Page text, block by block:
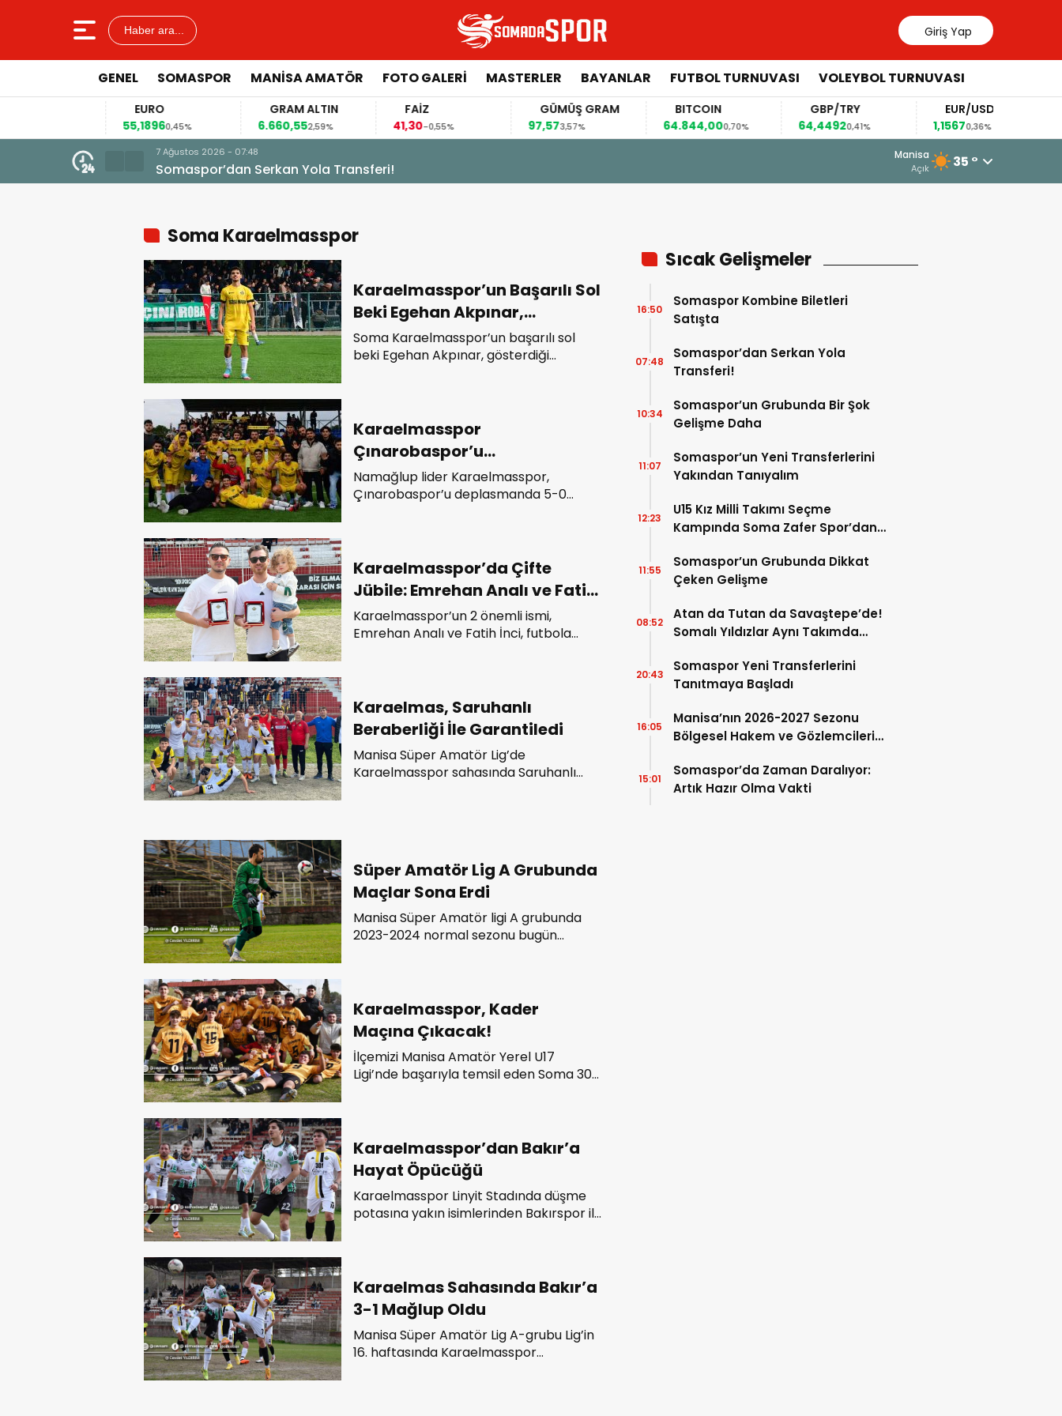
Haber ara... Giriş Yap
GENEL SOMASPOR MANISA AMATÖR FOTO GALERI MASTERLER BAYANLAR FUTBOL TURNUVASI VOLEYBOL TURNUVASI
55,18960,45%
GRAM ALTIN
6.660,552,59% -0,55%
GÜMÜŞ GRAM
3,57%
BITCOIN
64.844,000,70%
GBP/TRY
64,44920,41%
EUR/USD
0,36%
7 Ağustos 2026 - 07:48
Somaspor’dan Serkan Yola Transferi!
5 Ağustos 2026 - 10:34
Somaspor’un Grubunda Bir Şok
Manisa
Açık 35 °
Soma Karaelmasspor
Karaelmasspor’un Başarılı Sol
Beki Egehan Akpınar,
Profesyonel Takımların
Radarında
Soma Karaelmasspor’un başarılı sol
beki Egehan Akpınar, gösterdiği
Karaelmasspor
Çınarobaspor’u
Deplasmanda Beşledi
Namağlup lider Karaelmasspor,
Çınarobaspor’u deplasmanda 5-0
Karaelmasspor’da Çifte
Jübile: Emrehan Analı ve Fatih
İnci’ye Veda
Karaelmasspor’un 2 önemli ismi,
Emrehan Analı ve Fatih İnci, futbola
Karaelmas, Saruhanlı
Beraberliği İle Garantiledi
Manisa Süper Amatör Lig’de
Karaelmasspor sahasında Saruhanlı
Süper Amatör Lig A Grubunda
Maçlar Sona Erdi
Manisa Süper Amatör ligi A grubunda
2023-2024 normal sezonu bugün
Karaelmasspor, Kader
Maçına Çıkacak!
İlçemizi Manisa Amatör Yerel U17
Ligi’nde başarıyla temsil eden Soma 301
Karaelmasspor’dan Bakır’a
Hayat Öpücüğü
Karaelmasspor Linyit Stadında düşme
potasına yakın isimlerinden Bakırspor ile
Karaelmas Sahasında Bakır’a
3-1 Mağlup Oldu
Manisa Süper Amatör Lig A-grubu Lig’in
16. haftasında Karaelmasspor
Sıcak Gelişmeler
Somaspor Kombine Biletleri
Satışta
16:50
Somaspor’dan Serkan Yola
Transferi!
07:48
Somaspor’un Grubunda Bir Şok
Gelişme Daha
10:34
Somaspor’un Yeni Transferlerini
Yakından Tanıyalım
11:07
U15 Kız Milli Takımı Seçme
Kampında Soma Zafer Spor’dan
12:23
Somaspor’un Grubunda Dikkat
Çeken Gelişme
11:55
Atan da Tutan da Savaştepe’de!
Somalı Yıldızlar Aynı Takımda
08:52
Somaspor Yeni Transferlerini
Tanıtmaya Başladı
20:43
Manisa’nın 2026-2027 Sezonu
Bölgesel Hakem ve Gözlemcileri
16:05
Somaspor’da Zaman Daralıyor:
Artık Hazır Olma Vakti
15:01